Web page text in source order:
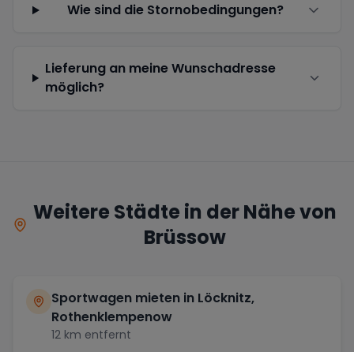
Wie sind die Stornobedingungen?
Lieferung an meine Wunschadresse
möglich?
Weitere Städte in der Nähe von
Brüssow
Sportwagen mieten in Löcknitz,
Rothenklempenow
12 km entfernt